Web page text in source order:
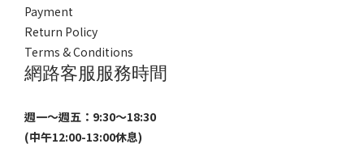
Payment
Return Policy
Terms & Conditions
網路客服服務時間
週一～週五：9:30～18:30
(中午12:00-13:00休息)